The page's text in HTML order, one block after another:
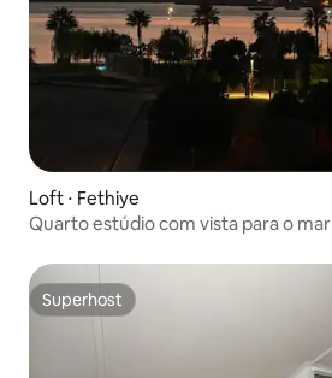
Loft ⋅ Fethiye
Quarto estúdio com vista para o mar
Superhost
Superhost